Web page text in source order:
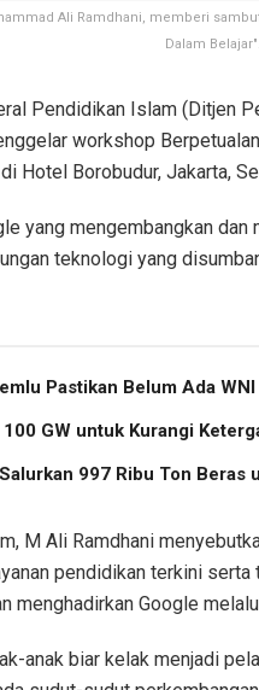
Ali Ramdhani, memberi
Dalam
Pendidikan Islam (Ditjen
workshop
Hotel Borobudur, Jakarta,
yang mengembangkan dan
teknologi yang
Pastikan Belum Ada
GW untuk Kurangi
997 Ribu Ton Beras
M Ali Ramdhani
pendidikan terkini
menghadirkan Google
anak biar kelak menjadi